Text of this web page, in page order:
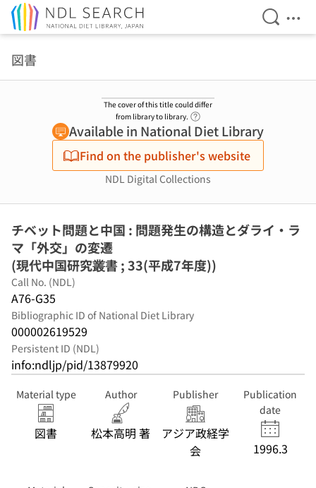
Open
図書
The cover of this title could differ
from library to library.
Available in National Diet Library
Find on the publisher's website
NDL Digital Collections
チベット問題と中国 : 問題発生の構造とダライ・ラ
マ「外交」の変遷
(現代中国研究叢書 ; 33(平成7年度))
Call No. (NDL)
A76-G35
Bibliographic ID of National Diet Library
000002619529
Persistent ID (NDL)
info:ndljp/pid/13879920
Material type
図書
Author
松本高明 著
Publisher
アジア政経学
会
Publication
date
1996.3